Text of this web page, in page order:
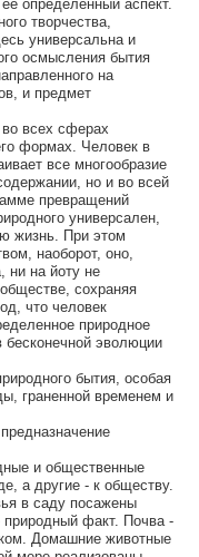
определенный аспект.
творчества,
универсальна и
осмысления бытия
на
и предмет
во всех сферах
формах. Человек в
все многообразие
но и во всей
превращений
универсален,
жизнь. При этом
наоборот, оно,
ни на йоту не
сохраняя
что человек
природное
бесконечной эволюции
бытия, особая
граненной временем и
и общественные
а другие - к обществу.
в саду посажены
факт. Почва -
Домашние животные